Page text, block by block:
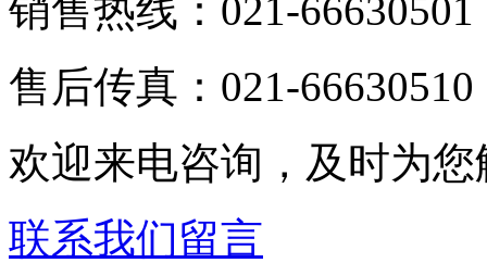
销售热线：021-66630501
售后传真：021-66630510
欢迎来电咨询，及时为
联系我们留言